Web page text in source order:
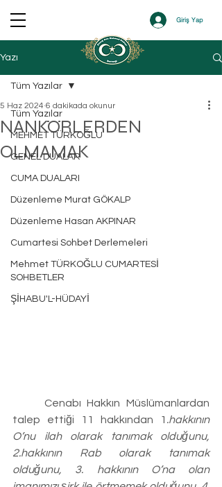
Giriş Yap
Yazı
Tüm Yazılar
MEHMET TÜRKOĞLU
GENEL DUALAR
CUMA DUALARI
Düzenleme Murat GÖKALP
Düzenleme Hasan AKPINAR
Cumartesi Sohbet Derlemeleri
Mehmet TÜRKOĞLU CUMARTESİ
SOHBETLER
ŞİHABU'L-HÜDAYİ
Tüm Yazılar
NANKÖRLERDEN
OLMAMAK
5 Haz 2024 6 dakikada okunur
talep ettiği 11 hakkından 1 .hakkının
O’nu ilah olarak tanımak olduğunu,
2.hakkının Rab olarak tanımak
olduğunu, 3. hakkının O’na olan